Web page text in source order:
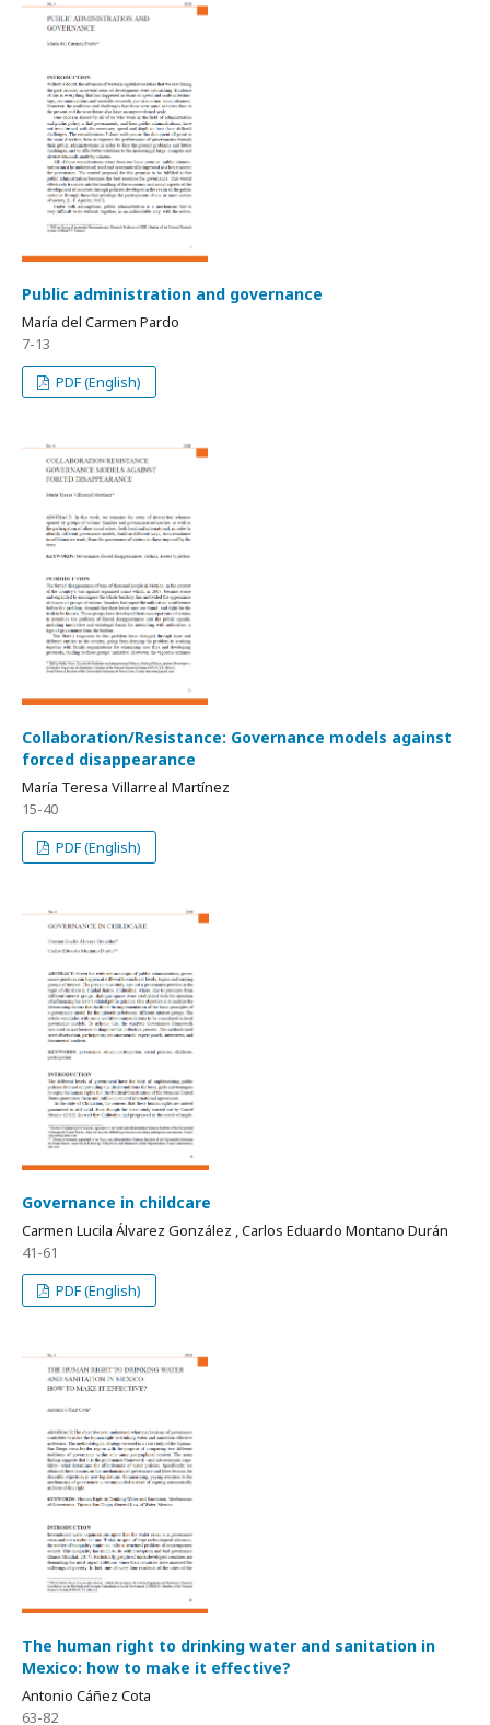
Public administration and governance
María del Carmen Pardo
7-13
PDF (English)
Collaboration/Resistance: Governance models against
forced disappearance
María Teresa Villarreal Martínez
15-40
PDF (English)
Governance in childcare
Carmen Lucila Álvarez González , Carlos Eduardo Montano Durán
41-61
PDF (English)
The human right to drinking water and sanitation in
Mexico: how to make it effective?
Antonio Cáñez Cota
63-82